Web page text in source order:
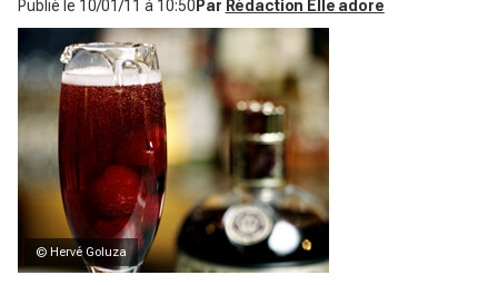
Publié le 10/01/11 à 10:50 Par Rédaction Elle adore
© Hervé Goluza